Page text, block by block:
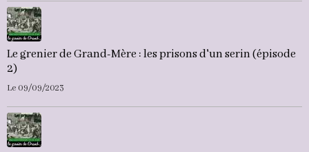
Le grenier de Grand-Mère : les prisons d'un serin (épisode
2)
Le 09/09/2023